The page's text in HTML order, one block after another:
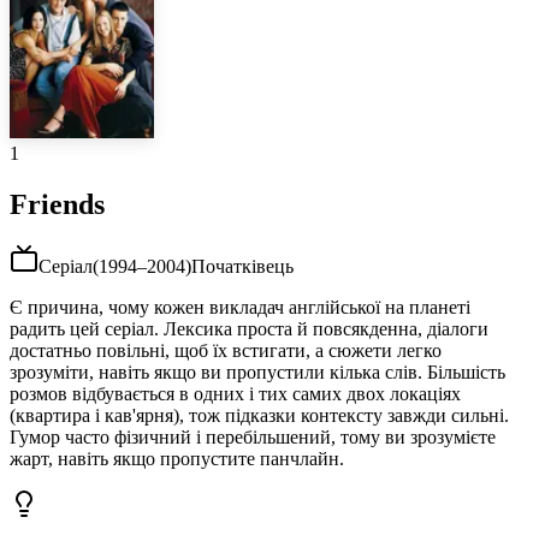
1
Friends
Серіал(1994–2004)Початківець
Є причина, чому кожен викладач англійської на планеті
радить цей серіал. Лексика проста й повсякденна, діалоги
достатньо повільні, щоб їх встигати, а сюжети легко
зрозуміти, навіть якщо ви пропустили кілька слів. Більшість
розмов відбувається в одних і тих самих двох локаціях
(квартира і кав'ярня), тож підказки контексту завжди сильні.
Гумор часто фізичний і перебільшений, тому ви зрозумієте
жарт, навіть якщо пропустите панчлайн.